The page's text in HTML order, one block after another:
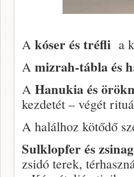
A kóser és tréfli a
A mizrah-tábla és
A Hanukia és
kezdetét – végét
A halálhoz kötődő
Sulklopfer és
zsidó terek,